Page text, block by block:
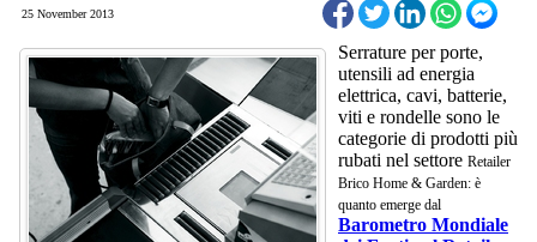
25 November 2013
Serrature per porte,
utensili ad energia
elettrica, cavi, batterie,
viti e rondelle sono le
categorie di prodotti più
rubati nel settore Retailer
Brico Home & Garden: è
quanto emerge dal
Barometro Mondiale